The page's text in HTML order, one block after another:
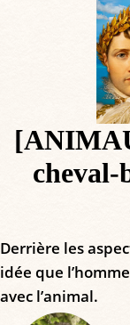
cheval-
Derrière les
idée que
avec l’animal.